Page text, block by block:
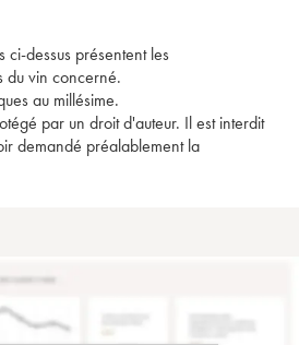
ci-dessus présentent les
du vin concerné.
au millésime.
par un droit d'auteur. Il est interdit
demandé préalablement la